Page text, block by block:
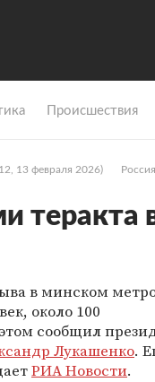
Происшествия
13 февраля 2026) Россия
теракта
в минском
около 100
сообщил
Лукашенко.
РИА Новости.